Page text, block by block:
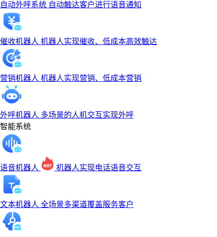
自动外呼系统 自动触达客户进行语音通知
催收机器人 机器人实现催收、低成本高效触达
营销机器人 机器人实现营销、低成本营销
外呼机器人 多场景的人机交互实现外呼
智能系统
语音机器人 机器人实现电话语音交互
文本机器人 全场景多渠道覆盖服务客户